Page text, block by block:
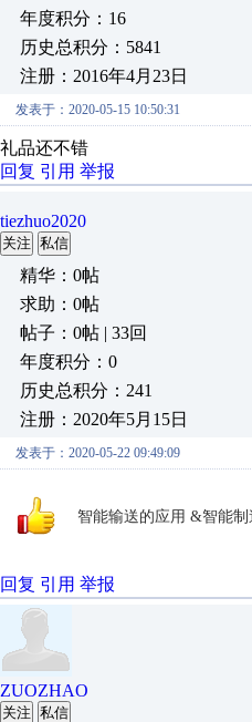
年度积分：16
历史总积分：5841
注册：2016年4月23日
发表于：2020-05-15 10:50:31
礼品还不错
回复 引用 举报
tiezhuo2020
关注 私信
精华：0帖
求助：0帖
帖子：0帖 | 33回
年度积分：0
历史总积分：241
注册：2020年5月15日
发表于：2020-05-22 09:49:09
智能输送的应用 &智能
回复 引用 举报
ZUOZHAO
关注 私信